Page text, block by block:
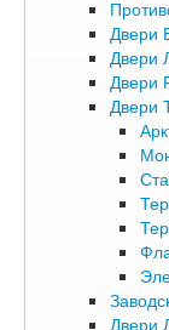
Двери
Двери
Двери
Двери
Двери